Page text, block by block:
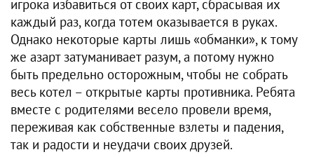
игрока избавиться от своих карт, сбрасывая их
каждый раз, когда тотем оказывается в руках.
Однако некоторые карты лишь «обманки», к тому
же азарт затуманивает разум, а потому нужно
быть предельно осторожным, чтобы не собрать
весь котел – открытые карты противника. Ребята
вместе с родителями весело провели время,
переживая как собственные взлеты и падения,
так и радости и неудачи своих друзей.